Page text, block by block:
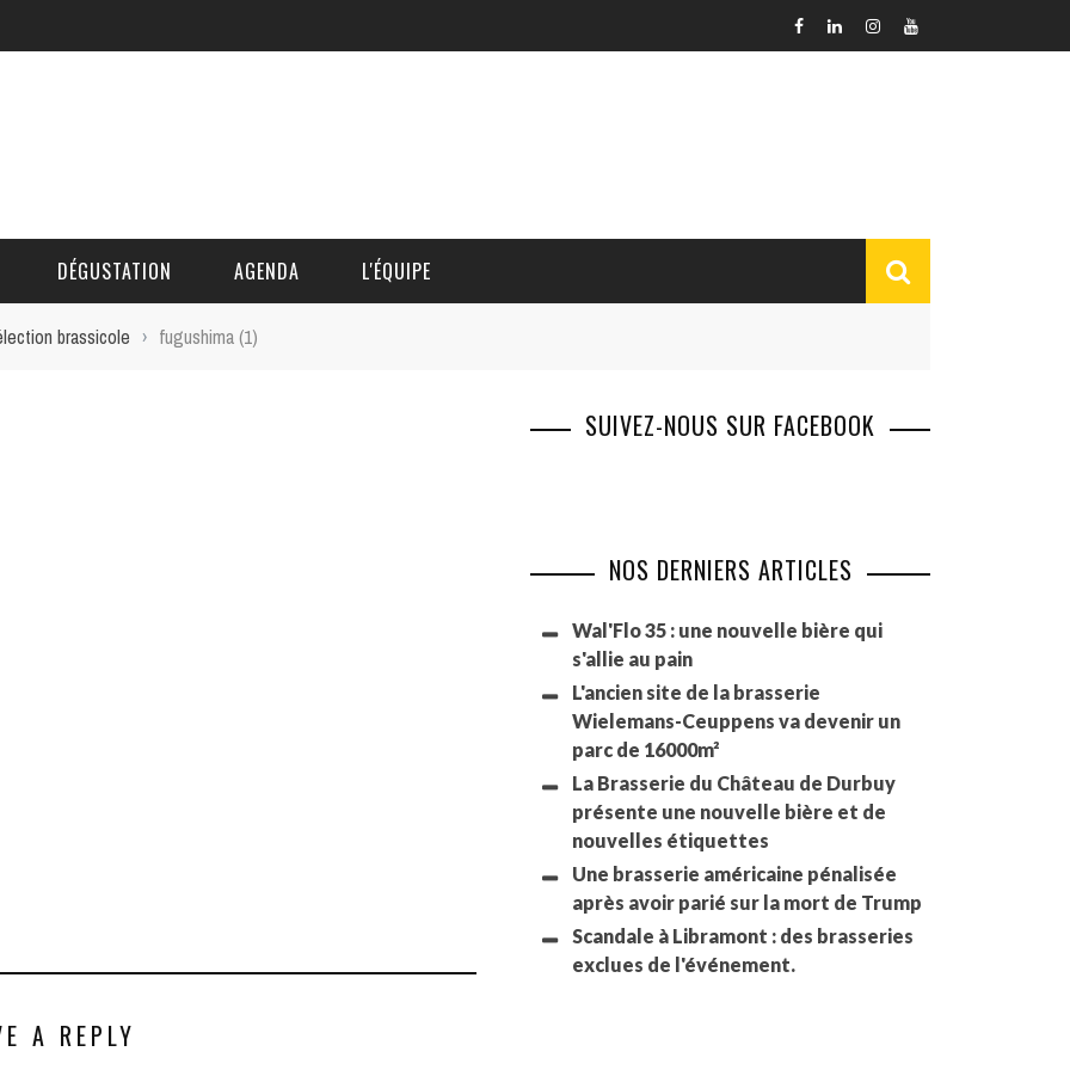
DÉGUSTATION AGENDA L'ÉQUIPE
brassicole › fugushima (1)
A REPLY
SUIVEZ-NOUS SUR FACEBOOK
NOS DERNIERS ARTICLES
Wal'Flo 35 : une nouvelle bière qui
s'allie au pain
L'ancien site de la brasserie
Wielemans-Ceuppens va devenir un
parc de 16000m²
La Brasserie du Château de Durbuy
présente une nouvelle bière et de
nouvelles étiquettes
Une brasserie américaine pénalisée
après avoir parié sur la mort de Trump
Scandale à Libramont : des brasseries
exclues de l'événement.